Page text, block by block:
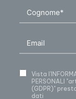
Vista
PERSONALI
(GDPR)"
dati